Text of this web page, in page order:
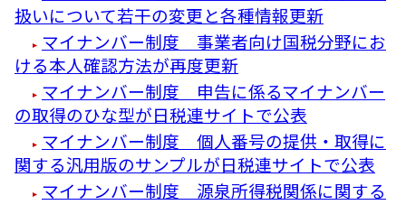
扱いについて若干の変更と各種情報更新
マイナンバー制度 事業者向け国税分野にお
ける本人確認方法が再度更新
マイナンバー制度 申告に係るマイナンバー
の取得のひな型が日税連サイトで公表
マイナンバー制度 個人番号の提供・取得に
関する汎用版のサンプルが日税連サイトで公表
マイナンバー制度 源泉所得税関係に関する